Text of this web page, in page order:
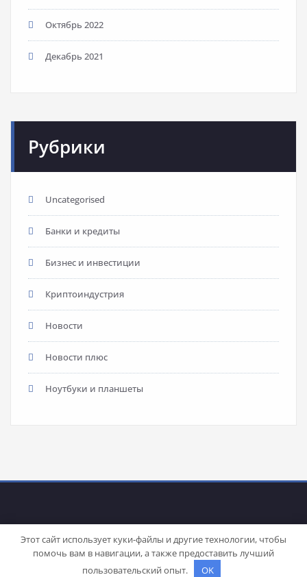
Октябрь 2022
Декабрь 2021
Рубрики
Uncategorised
Банки и кредиты
Бизнес и инвестиции
Криптоиндустрия
Новости
Новости плюс
Ноутбуки и планшеты
WordPress | Theme: Stacyby SpiceThemes
Этот сайт использует куки-файлы и другие технологии, чтобы
помочь вам в навигации, а также предоставить лучший
пользовательский опыт.
OK